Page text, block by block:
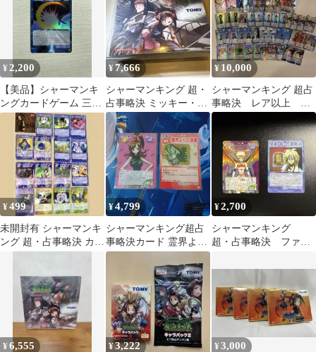
¥2,200
【美品】シャーマンキ
ングカードゲーム 三日
月ノ祓 スペシャルレ
¥7,666
シャーマンキング 超・
占事略決 ミッキー・
B・B・Q
¥ 10,000
シャーマンキング 超占
事略決 レア以上 ま
とめ売り
¥499
未開封有 シャーマンキ
ング 超・占事略決 カー
¥4,799
シャーマンキング超占
事略決カード 霊界より
の使者
¥2,700
シャーマンキング
超・占事略決 ファウ
ト・E・エリザ セット
¥6,555 ¥3,222 ¥3,000